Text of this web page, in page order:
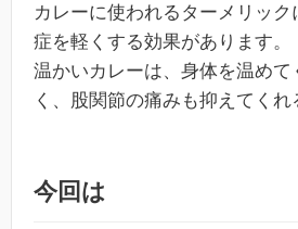
カレーに使われるターメリッ
症を軽くする効果があります。
温かいカレーは、身体を温めて
く、股関節の痛みも抑えてくれ
今回は